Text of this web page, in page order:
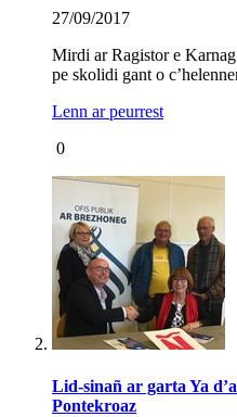
27/09/2017
Mirdi ar Ragistor e
pe skolidi gant o
Lenn ar peurrest
0
Lid-sinañ ar garta Ya
Pontekroaz